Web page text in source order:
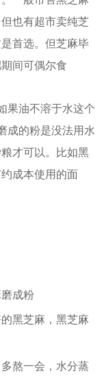
也有超市卖纯芝
首选。但芝麻毕
间可偶尔食
果油不溶于水这个
成的粉是没法用水
才可以。比如黑
成本使用的面
成粉
黑芝麻，黑芝麻
熬一会，水分蒸